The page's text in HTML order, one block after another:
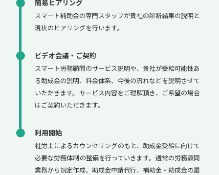
簡易ヒアリング
スマート補助金の専門スタッフが貴社の診断結果の説明と
現状のヒアリングを行います。
ビデオ会議・ご契約
スマート労務顧問のサービス説明や、貴社が受給可能性あ
る助成金の説明、料金体系、今後の流れなどを説明させて
いただきます。サービス内容をご理解頂き、ご希望の場合
はご契約いただきます。
利用開始
社労士によるカウンセリングのもと、助成金受給に向けて
必要な労務体制の整備を行っていきます。通常の労務顧問
業務から規定作成、助成金申請代行、補助金・助成金の最